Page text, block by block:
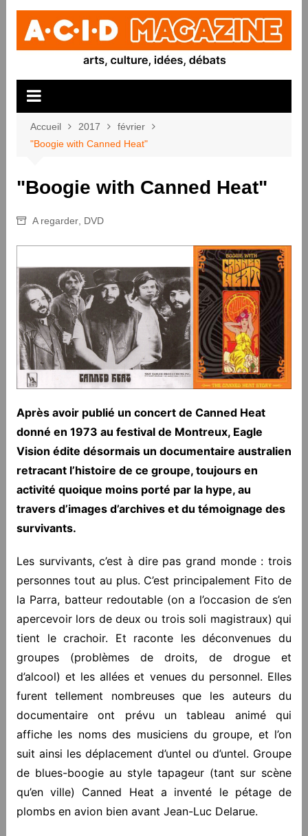
Aller
contenu
Accueil 2017
février
"Boogie with Canned Heat"
"Boogie with Canned Heat"
A regarder, DVD
Après avoir publié un concert de Canned Heat
donné en 1973 au festival de Montreux, Eagle
Vision édite désormais un documentaire australien
retracant l’histoire de ce groupe, toujours en
activité quoique moins porté par la hype, au
travers d’images d’archives et du témoignage des
survivants.
Les survivants, c’est à dire pas grand monde : trois
personnes tout au plus. C’est principalement Fito de
la Parra, batteur redoutable (on a l’occasion de s’en
apercevoir lors de deux ou trois soli magistraux) qui
tient le crachoir. Et raconte les déconvenues du
groupes (problèmes de droits, de drogue et
d’alcool) et les allées et venues du personnel. Elles
furent tellement nombreuses que les auteurs du
documentaire ont prévu un tableau animé qui
affiche les noms des musiciens du groupe, et l’on
suit ainsi les déplacement d’untel ou d’untel. Groupe
de blues-boogie au style tapageur (tant sur scène
qu’en ville) Canned Heat a inventé le pétage de
plombs en avion bien avant Jean-Luc Delarue.